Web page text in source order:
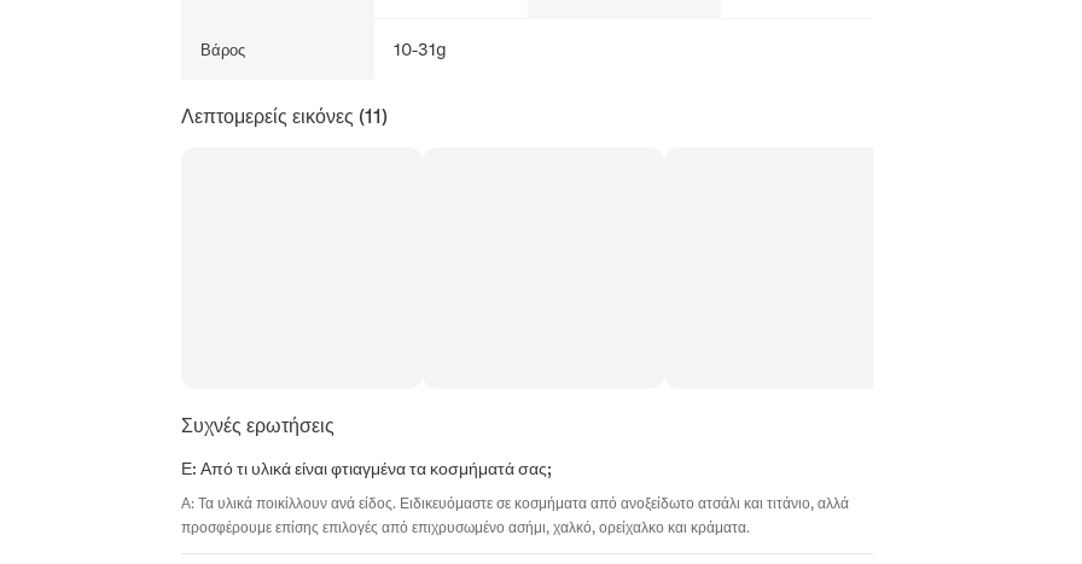
Βάρος 10-31g
Λεπτομερείς εικόνες (11)
Συχνές ερωτήσεις
Ε: Από τι υλικά είναι φτιαγμένα τα κοσμήματά σας;
Α: Τα υλικά ποικίλλουν ανά είδος. Ειδικευόμαστε σε κοσμήματα από ανοξείδωτο ατσάλι και τιτάνιο, αλλά
προσφέρουμε επίσης επιλογές από επιχρυσωμένο ασήμι, χαλκό, ορείχαλκο και κράματα.